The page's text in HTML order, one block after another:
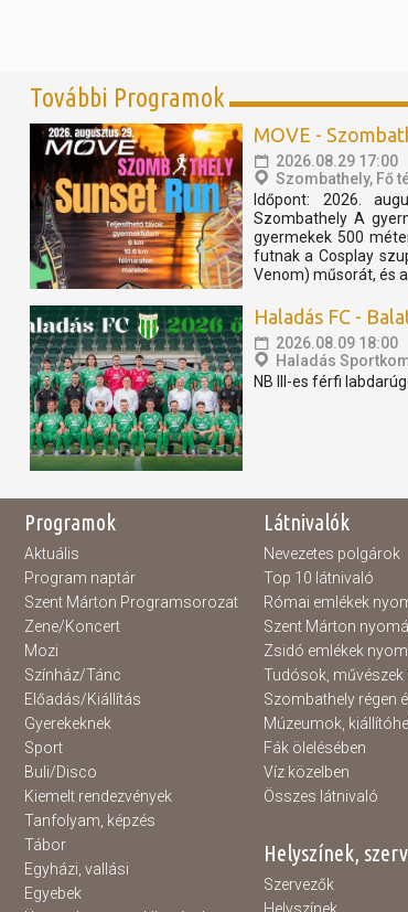
További Programok
MOVE -
2026.08.29 17:00
Szombathely, Fő
Időpont: 2026.
Szombathely A
gyermekek 500
futnak a Cosplay
Venom) műsorát, és
Haladás FC -
2026.08.09 18:00
Haladás
NB III-es férfi
Programok
Aktuális
Program naptár
Szent Márton Programsorozat
Zene/Koncert
Mozi
Színház/Tánc
Előadás/Kiállítás
Gyerekeknek
Sport
Buli/Disco
Kiemelt rendezvények
Tanfolyam, képzés
Tábor
Egyházi, vallási
Egyebek
Látnivalók
Nevezetes polgárok
Top 10 látnivaló
Római emlékek
Szent Márton
Zsidó emlékek
Tudósok,
Szombathely régen
Múzeumok,
Fák ölelésében
Víz közelben
Összes látnivaló
Helyszínek,
Szervezők